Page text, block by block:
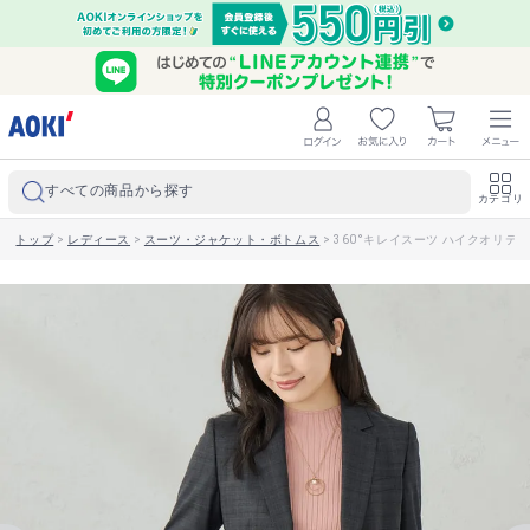
すべての商品から探す カテゴリ
トップ> レディース > スーツ・ジャケット・ボトムス >360°キレイスーツ ハイクオリテ